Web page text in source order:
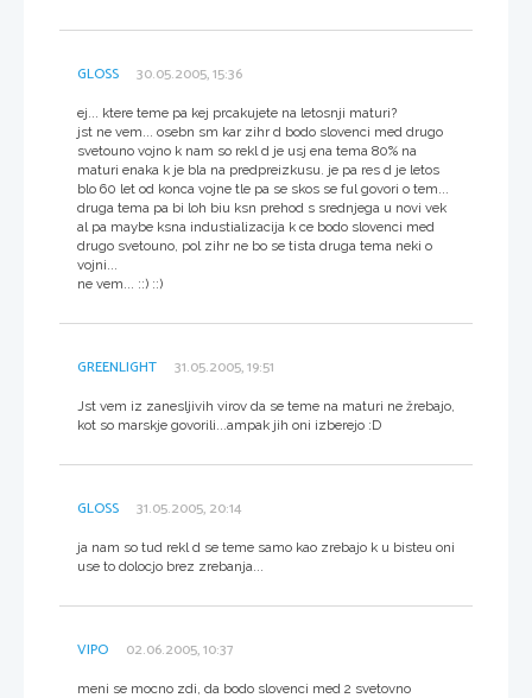
GLOSS 30.05.2005, 15:36
ej... ktere teme pa kej prcakujete na letosnji maturi?
jst ne vem... osebn sm kar zihr d bodo slovenci med drugo
svetouno vojno k nam so rekl d je usj ena tema 80% na
maturi enaka k je bla na predpreizkusu. je pa res d je letos
blo 60 let od konca vojne tle pa se skos se ful govori o tem...
druga tema pa bi loh biu ksn prehod s srednjega u novi vek
al pa maybe ksna industializacija k ce bodo slovenci med
drugo svetouno, pol zihr ne bo se tista druga tema neki o
vojni...
ne vem... ::) ::)
GREENLIGHT 31.05.2005, 19:51
Jst vem iz zanesljivih virov da se teme na maturi ne žrebajo,
kot so marskje govorili...ampak jih oni izberejo :D
GLOSS 31.05.2005, 20:14
ja nam so tud rekl d se teme samo kao zrebajo k u bisteu oni
use to dolocjo brez zrebanja...
VIPO 02.06.2005, 10:37
meni se mocno zdi, da bodo slovenci med 2 svetovno